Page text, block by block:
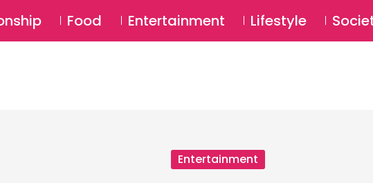
Food Entertainment Lifestyle
Entertainment